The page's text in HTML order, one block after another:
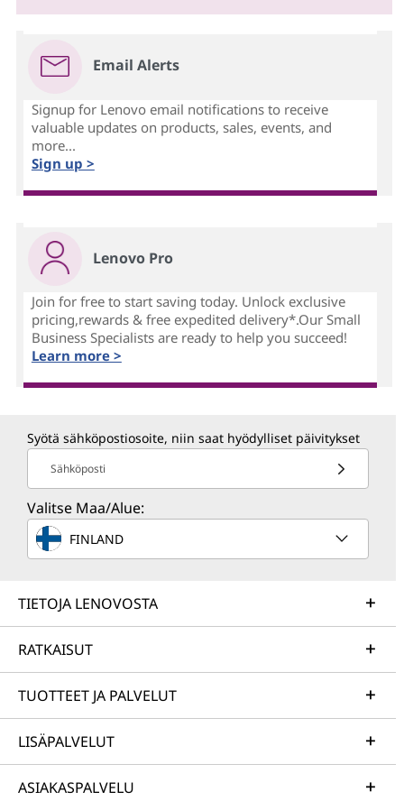
Email Alerts
Signup for Lenovo email notifications to receive
valuable updates on products, sales, events, and
more...
Sign up >
Lenovo Pro
Join for free to start saving today. Unlock exclusive
pricing,rewards & free expedited delivery*.Our Small
Business Specialists are ready to help you succeed!
Learn more >
Syötä sähköpostiosoite, niin saat hyödylliset päivitykset
Sähköposti
Valitse Maa/Alue:
FINLAND
TIETOJA LENOVOSTA
RATKAISUT
TUOTTEET JA PALVELUT
LISÄPALVELUT
ASIAKASPALVELU